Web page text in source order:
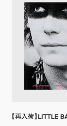
【再入荷】LITTLE